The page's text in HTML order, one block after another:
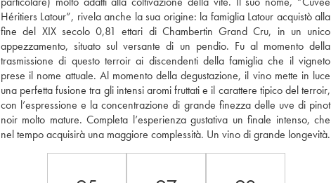
Héritiers Latour”, rivela anche la sua origine: la famiglia Latour acquistò alla
fine del XIX secolo 0,81 ettari di Chambertin Grand Cru, in un unico
appezzamento, situato sul versante di un pendio. Fu al momento della
trasmissione di questo terroir ai discendenti della famiglia che il vigneto
prese il nome attuale. Al momento della degustazione, il vino mette in luce
una perfetta fusione tra gli intensi aromi fruttati e il carattere tipico del terroir,
con l’espressione e la concentrazione di grande finezza delle uve di pinot
noir molto mature. Completa l’esperienza gustativa un finale intenso, che
nel tempo acquisirà una maggiore complessità. Un vino di grande longevità.